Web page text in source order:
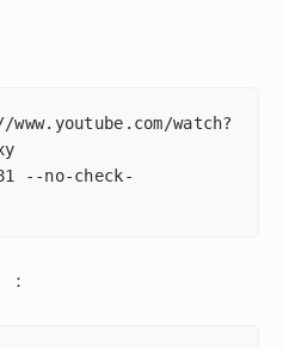
watch?
--no-check-